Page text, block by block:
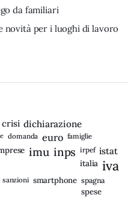
da familiari
novità per i luoghi di lavoro
crisi dichiarazione
domanda euro famiglie
imu inps irpef istat
italia iva
sanzioni smartphone spagna
spese